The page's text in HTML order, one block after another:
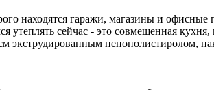
находятся гаражи, магазины и
сейчас - это совмещенная
экструдированным пенополистиролом,